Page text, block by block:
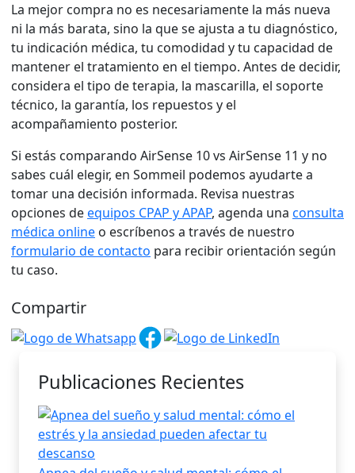
La mejor compra no es necesariamente la más nueva
ni la más barata, sino la que se ajusta a tu diagnóstico,
tu indicación médica, tu comodidad y tu capacidad de
mantener el tratamiento en el tiempo. Antes de decidir,
considera el tipo de terapia, la mascarilla, el soporte
técnico, la garantía, los repuestos y el
acompañamiento posterior.
Si estás comparando AirSense 10 vs AirSense 11 y no
sabes cuál elegir, en Sommeil podemos ayudarte a
tomar una decisión informada. Revisa nuestras
opciones deequipos CPAP y APAP, agenda una consulta
médica online o escríbenos a través de nuestro
formulario de contacto para recibir orientación según
tu caso.
Compartir
Publicaciones Recientes